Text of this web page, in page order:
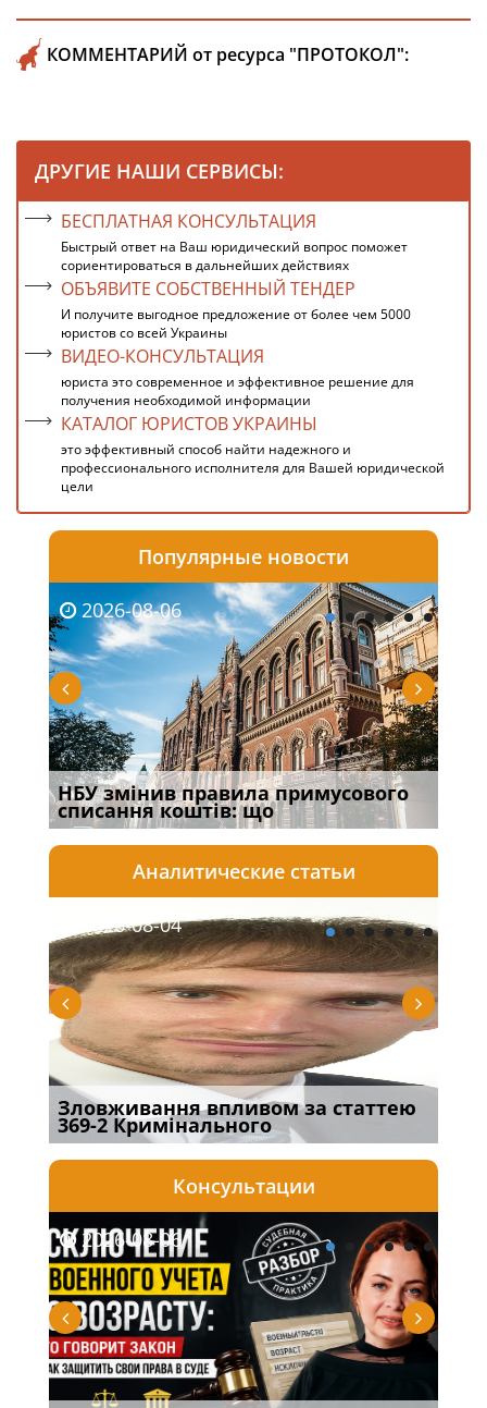
КОММЕНТАРИЙ от ресурса "ПРОТОКОЛ":
ДРУГИЕ НАШИ СЕРВИСЫ:
БЕСПЛАТНАЯ КОНСУЛЬТАЦИЯ
Быстрый ответ на Ваш юридический вопрос поможет
сориентироваться в дальнейших действиях
ОБЪЯВИТЕ СОБСТВЕННЫЙ ТЕНДЕР
И получите выгодное предложение от более чем 5000
юристов со всей Украины
ВИДЕО-КОНСУЛЬТАЦИЯ
юриста это современное и эффективное решение для
получения необходимой информации
КАТАЛОГ ЮРИСТОВ УКРАИНЫ
это эффективный способ найти надежного и
профессионального исполнителя для Вашей юридической
цели
Популярные новости
2026-08-06
НБУ змінив правила примусового
списання коштів: що
Аналитические статьи
2026-08-04
Зловживання впливом за статтею
369-2 Кримінального
Консультации
2026-08-06